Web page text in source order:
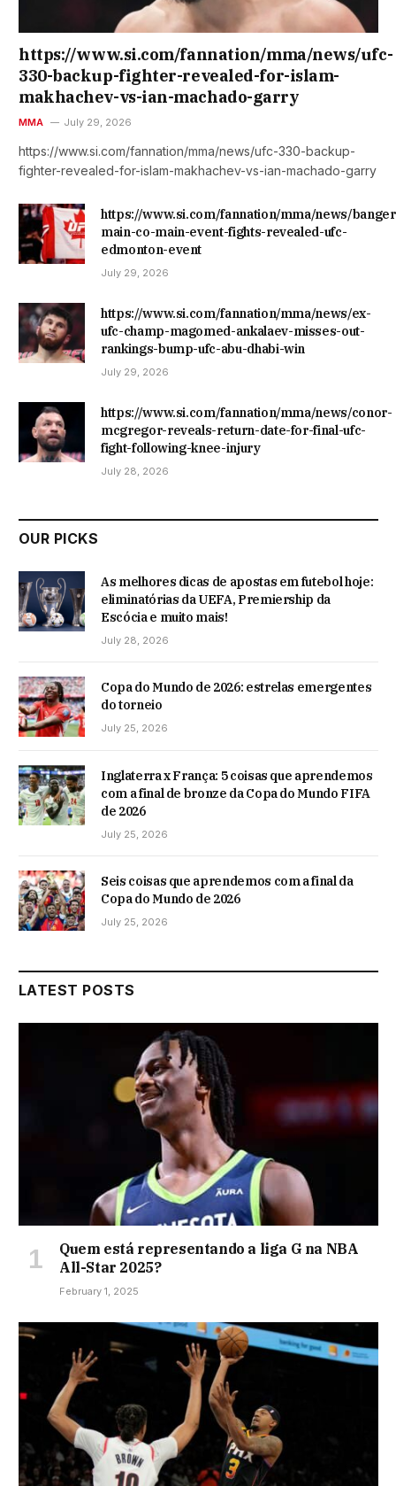
https://www.si.com/fannation/mma/news/ufc-
330-backup-fighter-revealed-for-islam-
makhachev-vs-ian-machado-garry
MMA July 29, 2026
https://www.si.com/fannation/mma/news/ufc-330-backup-
fighter-revealed-for-islam-makhachev-vs-ian-machado-garry
https://www.si.com/fannation/mma/news/
main-co-main-event-fights-revealed-ufc-
edmonton-event
July 29, 2026
https://www.si.com/fannation/mma/news/ex-
ufc-champ-magomed-ankalaev-misses-out-
rankings-bump-ufc-abu-dhabi-win
July 29, 2026
https://www.si.com/fannation/mma/news/conor-
mcgregor-reveals-return-date-for-final-ufc-
fight-following-knee-injury
July 28, 2026
OUR PICKS
As melhores dicas de apostas em futebol hoje:
eliminatórias da UEFA, Premiership da
Escócia e muito mais!
July 28, 2026
Copa do Mundo de 2026: estrelas emergentes
do torneio
July 25, 2026
Inglaterra x França: 5 coisas que aprendemos
com a final de bronze da Copa do Mundo FIFA
de 2026
July 25, 2026
Seis coisas que aprendemos com a final da
Copa do Mundo de 2026
July 25, 2026
LATEST POSTS
Quem está representando a liga G na NBA
All-Star 2025?
February 1, 2025